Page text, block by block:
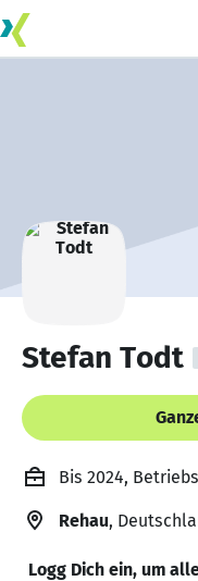
Stefan Todt
Bis 2024,
Rehau,
Logg Dich ein, um